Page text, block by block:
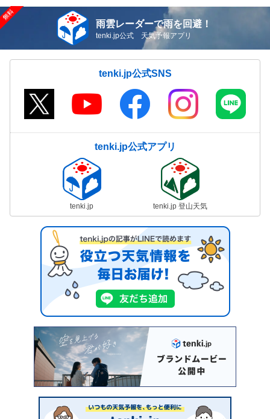
雨雲レーダーで雨を回避！
tenki.jp公式 天気予報アプリ
tenki.jp公式SNS
tenki.jp公式アプリ
tenki.jp tenki.jp 登山天気